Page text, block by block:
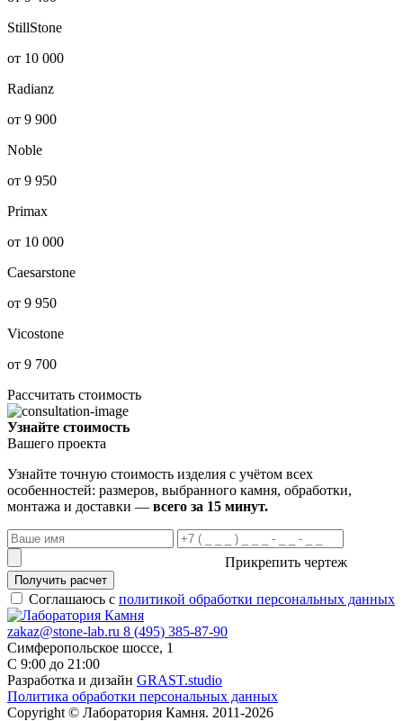
StillStone
от 10 000
Radianz
от 9 900
Noble
от 9 950
Primax
от 10 000
Caesarstone
от 9 950
Vicostone
от 9 700
Рассчитать стоимость
Узнайте стоимость
Вашего проекта
Узнайте точную стоимость изделия с учётом всех
особенностей: размеров, выбранного камня, обработки,
монтажа и доставки — всего за 15 минут.
Прикрепить чертеж
Получить расчет
Соглашаюсь с политикой обработки персональных данных
zakaz@stone-lab.ru 8 (495) 385-87-90
Симферопольское шоссе, 1
С 9:00 до 21:00
Разработка и дизайн GRAST.studio
Политика обработки персональных данных
Copyright © Лаборатория Камня. 2011-2026